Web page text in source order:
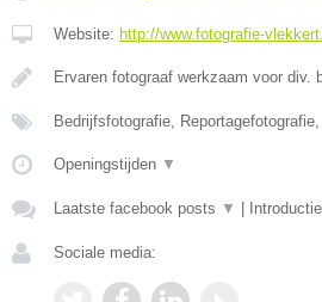
Website: http://www.fotografie-
Ervaren fotograaf werkzaam voor div.
Bedrijfsfotografie,
Openingstijden ▼
Laatste facebook posts ▼
Sociale media: